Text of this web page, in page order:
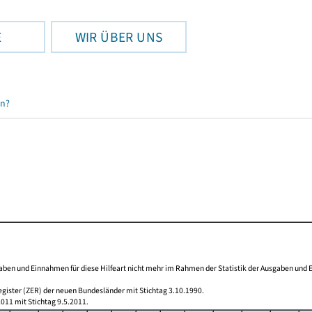
WIR ÜBER UNS
und Einnahmen für diese Hilfeart nicht mehr im Rahmen der Statistik der Ausgaben und
(ZER) der neuen Bundesländer mit Stichtag 3.10.1990.
mit Stichtag 9.5.2011.